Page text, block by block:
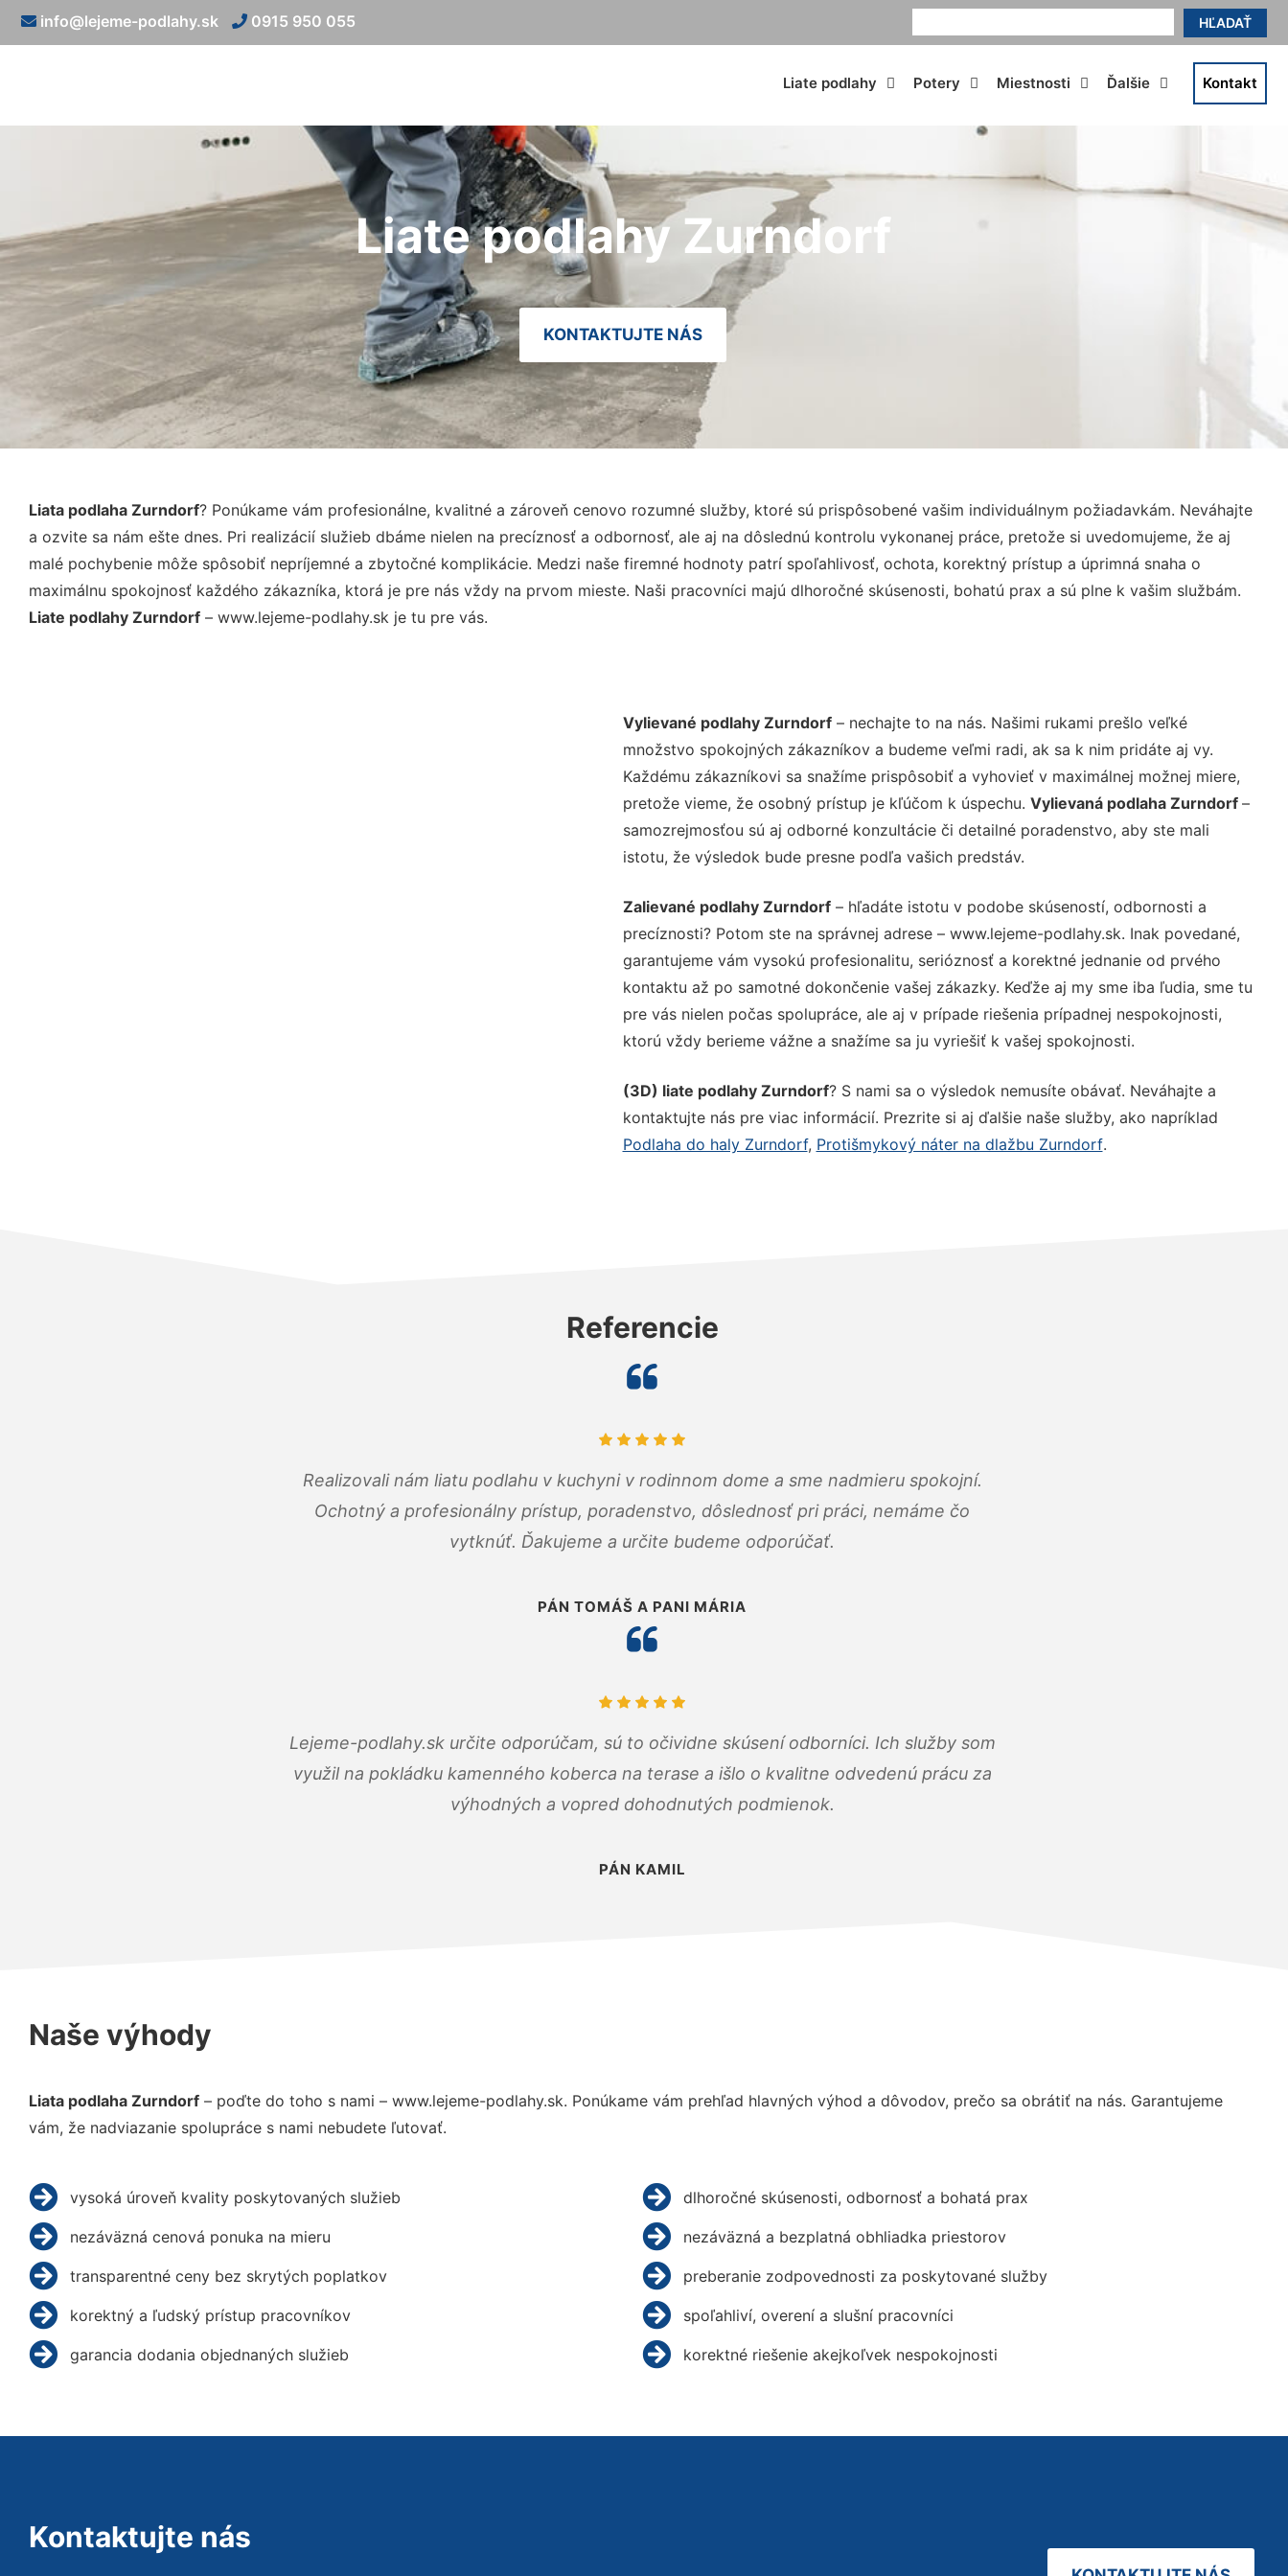
HĽADAŤ
info@lejeme-podlahy.sk 0915 950 055
Liate podlahy Potery Miestnosti Ďalšie Kontakt
Liate podlahy Zurndorf
KONTAKTUJTE NÁS
Liata podlaha Zurndorf? Ponúkame vám profesionálne, kvalitné a zároveň cenovo rozumné služby, ktoré sú prispôsobené vašim individuálnym požiadavkám. Neváhajte
a ozvite sa nám ešte dnes. Pri realizácií služieb dbáme nielen na precíznosť a odbornosť, ale aj na dôslednú kontrolu vykonanej práce, pretože si uvedomujeme, že aj
malé pochybenie môže spôsobiť nepríjemné a zbytočné komplikácie. Medzi naše firemné hodnoty patrí spoľahlivosť, ochota, korektný prístup a úprimná snaha o
maximálnu spokojnosť každého zákazníka, ktorá je pre nás vždy na prvom mieste. Naši pracovníci majú dlhoročné skúsenosti, bohatú prax a sú plne k vašim službám.
Liate podlahy Zurndorf – www.lejeme-podlahy.sk je tu pre vás.
Vylievané podlahy Zurndorf– nechajte to na nás. Našimi rukami prešlo veľké
množstvo spokojných zákazníkov a budeme veľmi radi, ak sa k nim pridáte aj vy.
Každému zákazníkovi sa snažíme prispôsobiť a vyhovieť v maximálnej možnej miere,
pretože vieme, že osobný prístup je kľúčom k úspechu. Vylievaná podlaha Zurndorf –
samozrejmosťou sú aj odborné konzultácie či detailné poradenstvo, aby ste mali
istotu, že výsledok bude presne podľa vašich predstáv.
Zalievané podlahy Zurndorf– hľadáte istotu v podobe skúseností, odbornosti a
precíznosti? Potom ste na správnej adrese – www.lejeme-podlahy.sk. Inak povedané,
garantujeme vám vysokú profesionalitu, serióznosť a korektné jednanie od prvého
kontaktu až po samotné dokončenie vašej zákazky. Keďže aj my sme iba ľudia, sme tu
pre vás nielen počas spolupráce, ale aj v prípade riešenia prípadnej nespokojnosti,
ktorú vždy berieme vážne a snažíme sa ju vyriešiť k vašej spokojnosti.
(3D) liate podlahy Zurndorf? S nami sa o výsledok nemusíte obávať. Neváhajte a
kontaktujte nás pre viac informácií. Prezrite si aj ďalšie naše služby, ako napríklad
Podlaha do haly Zurndorf, Protišmykový náter na dlažbu Zurndorf.
Referencie
Realizovali nám liatu podlahu v kuchyni v rodinnom dome a sme nadmieru spokojní.
Ochotný a profesionálny prístup, poradenstvo, dôslednosť pri práci, nemáme čo
vytknúť. Ďakujeme a určite budeme odporúčať.
PÁN TOMÁŠ A PANI MÁRIA
Lejeme-podlahy.sk určite odporúčam, sú to očividne skúsení odborníci. Ich služby som
využil na pokládku kamenného koberca na terase a išlo o kvalitne odvedenú prácu za
výhodných a vopred dohodnutých podmienok.
PÁN KAMIL
Naše výhody
Liata podlaha Zurndorf – poďte do toho s nami – www.lejeme-podlahy.sk. Ponúkame vám prehľad hlavných výhod a dôvodov, prečo sa obrátiť na nás. Garantujeme
vám, že nadviazanie spolupráce s nami nebudete ľutovať.
vysoká úroveň kvality poskytovaných služieb
nezáväzná cenová ponuka na mieru
transparentné ceny bez skrytých poplatkov
korektný a ľudský prístup pracovníkov
garancia dodania objednaných služieb
dlhoročné skúsenosti, odbornosť a bohatá prax
nezáväzná a bezplatná obhliadka priestorov
preberanie zodpovednosti za poskytované služby
spoľahliví, overení a slušní pracovníci
korektné riešenie akejkoľvek nespokojnosti
Kontaktujte nás